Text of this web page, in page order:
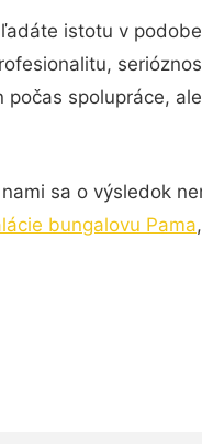
istotu v
spolupráce,
nami sa o výsledok
bungalovu Pama,